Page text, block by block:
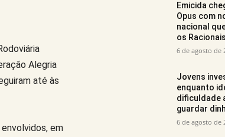
Alegria
até às
em
Emicida
Opus com
nacional
os Racionais
6 de agosto de
Jovens
enquanto
dificuldade
guardar
6 de agosto de